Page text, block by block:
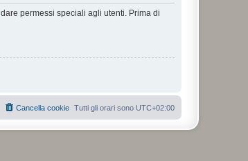
permessi speciali agli utenti. Prima di
Tutti gli orari sono UTC+02:00
Cancella cookie